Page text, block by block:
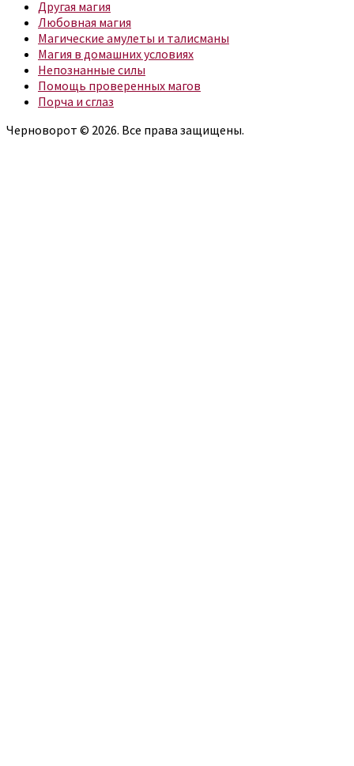
Другая магия
Любовная магия
Магические амулеты и талисманы
Магия в домашних условиях
Непознанные силы
Помощь проверенных магов
Порча и сглаз
Черноворот © 2026. Все права защищены.